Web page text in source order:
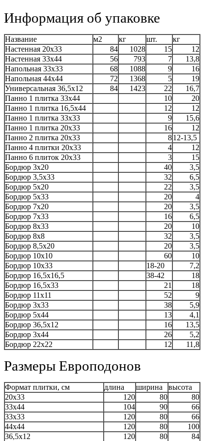
Информация об упаковке
Название м2 кг шт.
кг
Настенная 20x33
84 1028 15
12
Настенная 33x44
56 793 7
13,8
Напольная 33x33
68 1088 9
16
Напольная 44x44
72 1368 5
19
Универсальная 36,5x12
84 1423 22
16,7
Панно 1 плитка 33x44
10
20
Панно 1 плитка 16,5x44
12
12
Панно 1 плитка 33x33
9
15,6
Панно 1 плитка 20x33
16
12
Панно 2 плитка 20x33
812-13,5
Панно 4 плитки 20x33
4
12
Панно 6 плиток 20x33
3
15
Бордюр 3x20
40
3,5
Бордюр 3,5x33
32
6,5
Бордюр 5x20
22
3,5
Бордюр 5x33
20
4
Бордюр 7x20
20
3,5
Бордюр 7x33
16
6,5
Бордюр 8x33
20
10
Бордюр 8x8
32
3,5
Бордюр 8,5x20
20
3,5
Бордюр 10x10
60
10
Бордюр 10x33
18-20
7,2
Бордюр 16,5x16,5
38-42
18
Бордюр 16,5x33
21
18
Бордюр 11x11
52
9
Бордюр 3x33
38
5,9
Бордюр 5x44
13
4,1
Бордюр 36,5x12
16
13,5
Бордюр 3x44
26
5,2
Бордюр 22x22
12 11,8
Размеры Европодонов
Формат плитки, см длина ширина
высота
20х33
120 80
80
33х44
104 90
66
33х33
120 80
66
44х44
120 80
100
36,5х12
120 80 84